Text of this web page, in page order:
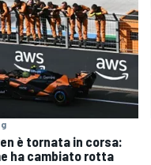
g
è tornata in corsa:
ha cambiato rotta